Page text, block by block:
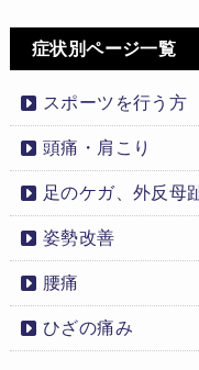
症状別ページ一覧
スポーツを行う方
頭痛・肩こり
足のケガ、外反母
姿勢改善
腰痛
ひざの痛み